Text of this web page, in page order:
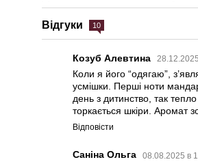
Відгуки 10
Козуб Алевтина
Коли я його “одягаю”,
усмішки. Перші ноти
день з дитинство, так
торкається шкіри. Аромат
Відповісти
Саніна Ольга 08.08.2025 в